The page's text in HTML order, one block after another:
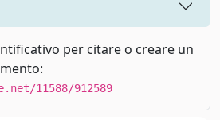
per citare o creare un
11588/912589